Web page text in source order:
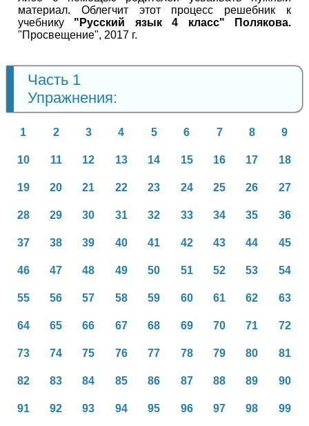
материал. Облегчит этот процесс решебник к
учебнику "Русский язык 4 класс" Полякова.
"Просвещение", 2017 г.
Часть 1
Упражнения:
1 2 3 4 5 6 7 8 9
10 11 12 13 14 15 16 17 18
19 20 21 22 23 24 25 26 27
28 29 30 31 32 33 34 35 36
37 38 39 40 41 42 43 44 45
46 47 48 49 50 51 52 53 54
55 56 57 58 59 60 61 62 63
64 65 66 67 68 69 70 71 72
73 74 75 76 77 78 79 80 81
82 83 84 85 86 87 88 89 90
91 92 93 94 95 96 97 98 99